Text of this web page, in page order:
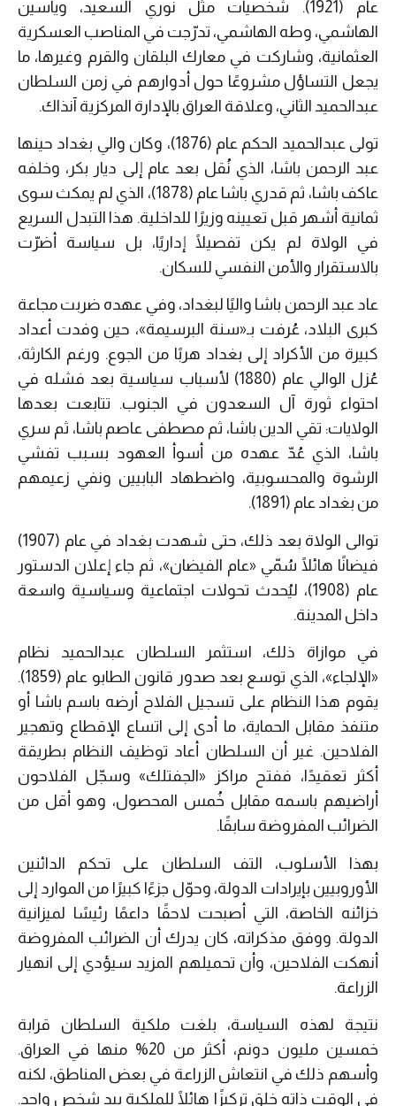
عام (1921). شخصيات مثل نوري السعيد، وياسين
الهاشمي، وطه الهاشمي، تدرّجت في المناصب العسكرية
العثمانية، وشاركت في معارك البلقان والقرم وغيرها، ما
يجعل التساؤل مشروعًا حول أدوارهم في زمن السلطان
عبدالحميد الثاني، وعلاقة العراق بالإدارة المركزية آنذاك.
تولى عبدالحميد الحكم عام (1876)، وكان والي بغداد حينها
عبد الرحمن باشا، الذي نُقل بعد عام إلى ديار بكر، وخلفه
عاكف باشا، ثم قدري باشا عام (1878)، الذي لم يمكث سوى
ثمانية أشهر قبل تعيينه وزيرًا للداخلية. هذا التبدل السريع
في الولاة لم يكن تفصيلًا إداريًا، بل سياسة أضرّت
بالاستقرار والأمن النفسي للسكان.
عاد عبد الرحمن باشا واليًا لبغداد، وفي عهده ضربت مجاعة
كبرى البلاد، عُرفت بـ«سنة البرسيمة»، حين وفدت أعداد
كبيرة من الأكراد إلى بغداد هربًا من الجوع. ورغم الكارثة،
عُزل الوالي عام (1880) لأسباب سياسية بعد فشله في
احتواء ثورة آل السعدون في الجنوب. تتابعت بعدها
الولايات: تقي الدين باشا، ثم مصطفى عاصم باشا، ثم سري
باشا، الذي عُدّ عهده من أسوأ العهود بسبب تفشي
الرشوة والمحسوبية، واضطهاد البابيين ونفي زعيمهم
من بغداد عام (1891).
توالى الولاة بعد ذلك، حتى شهدت بغداد في عام (1907)
فيضانًا هائلًا سُمّي «عام الفيضان»، ثم جاء إعلان الدستور
عام (1908)، ليُحدث تحولات اجتماعية وسياسية واسعة
داخل المدينة.
في موازاة ذلك، استثمر السلطان عبدالحميد نظام
«الإلجاء»، الذي توسع بعد صدور قانون الطابو عام (1859).
يقوم هذا النظام على تسجيل الفلاح أرضه باسم باشا أو
متنفذ مقابل الحماية، ما أدى إلى اتساع الإقطاع وتهجير
الفلاحين. غير أن السلطان أعاد توظيف النظام بطريقة
أكثر تعقيدًا، ففتح مراكز «الجفتلك» وسجّل الفلاحون
أراضيهم باسمه مقابل خُمس المحصول، وهو أقل من
الضرائب المفروضة سابقًا.
بهذا الأسلوب، التف السلطان على تحكم الدائنين
الأوروبيين بإيرادات الدولة، وحوّل جزءًا كبيرًا من الموارد إلى
خزائنه الخاصة، التي أصبحت لاحقًا داعمًا رئيسًا لميزانية
الدولة. ووفق مذكراته، كان يدرك أن الضرائب المفروضة
أنهكت الفلاحين، وأن تحميلهم المزيد سيؤدي إلى انهيار
الزراعة.
نتيجة لهذه السياسة، بلغت ملكية السلطان قرابة
خمسين مليون دونم، أكثر من 20% منها في العراق.
وأسهم ذلك في انتعاش الزراعة في بعض المناطق، لكنه
في الوقت ذاته خلق تركيزًا هائلًا للملكية بيد شخص واحد.